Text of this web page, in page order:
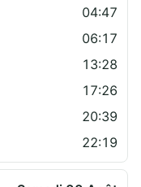
04:47
06:17
13:28
17:26
20:39
22:19